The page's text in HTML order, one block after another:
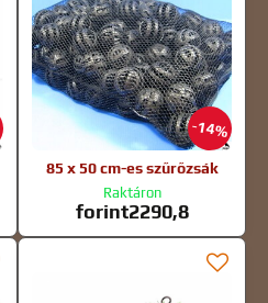
14%
85 x 50 cm-es szűrőzsák
Raktáron
forint2290,8